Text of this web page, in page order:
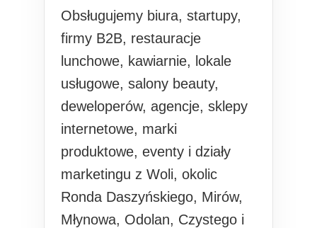
Obsługujemy biura, startupy,
firmy B2B, restauracje
lunchowe, kawiarnie, lokale
usługowe, salony beauty,
deweloperów, agencje, sklepy
internetowe, marki
produktowe, eventy i działy
marketingu z Woli, okolic
Ronda Daszyńskiego, Mirów,
Młynowa, Odolan, Czystego i